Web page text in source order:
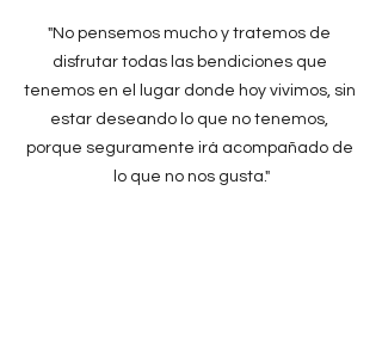
"No pensemos mucho y tratemos de
disfrutar todas las bendiciones que
tenemos en el lugar donde hoy vivimos, sin
estar deseando lo que no tenemos,
porque seguramente irá acompañado de
lo que no nos gusta."